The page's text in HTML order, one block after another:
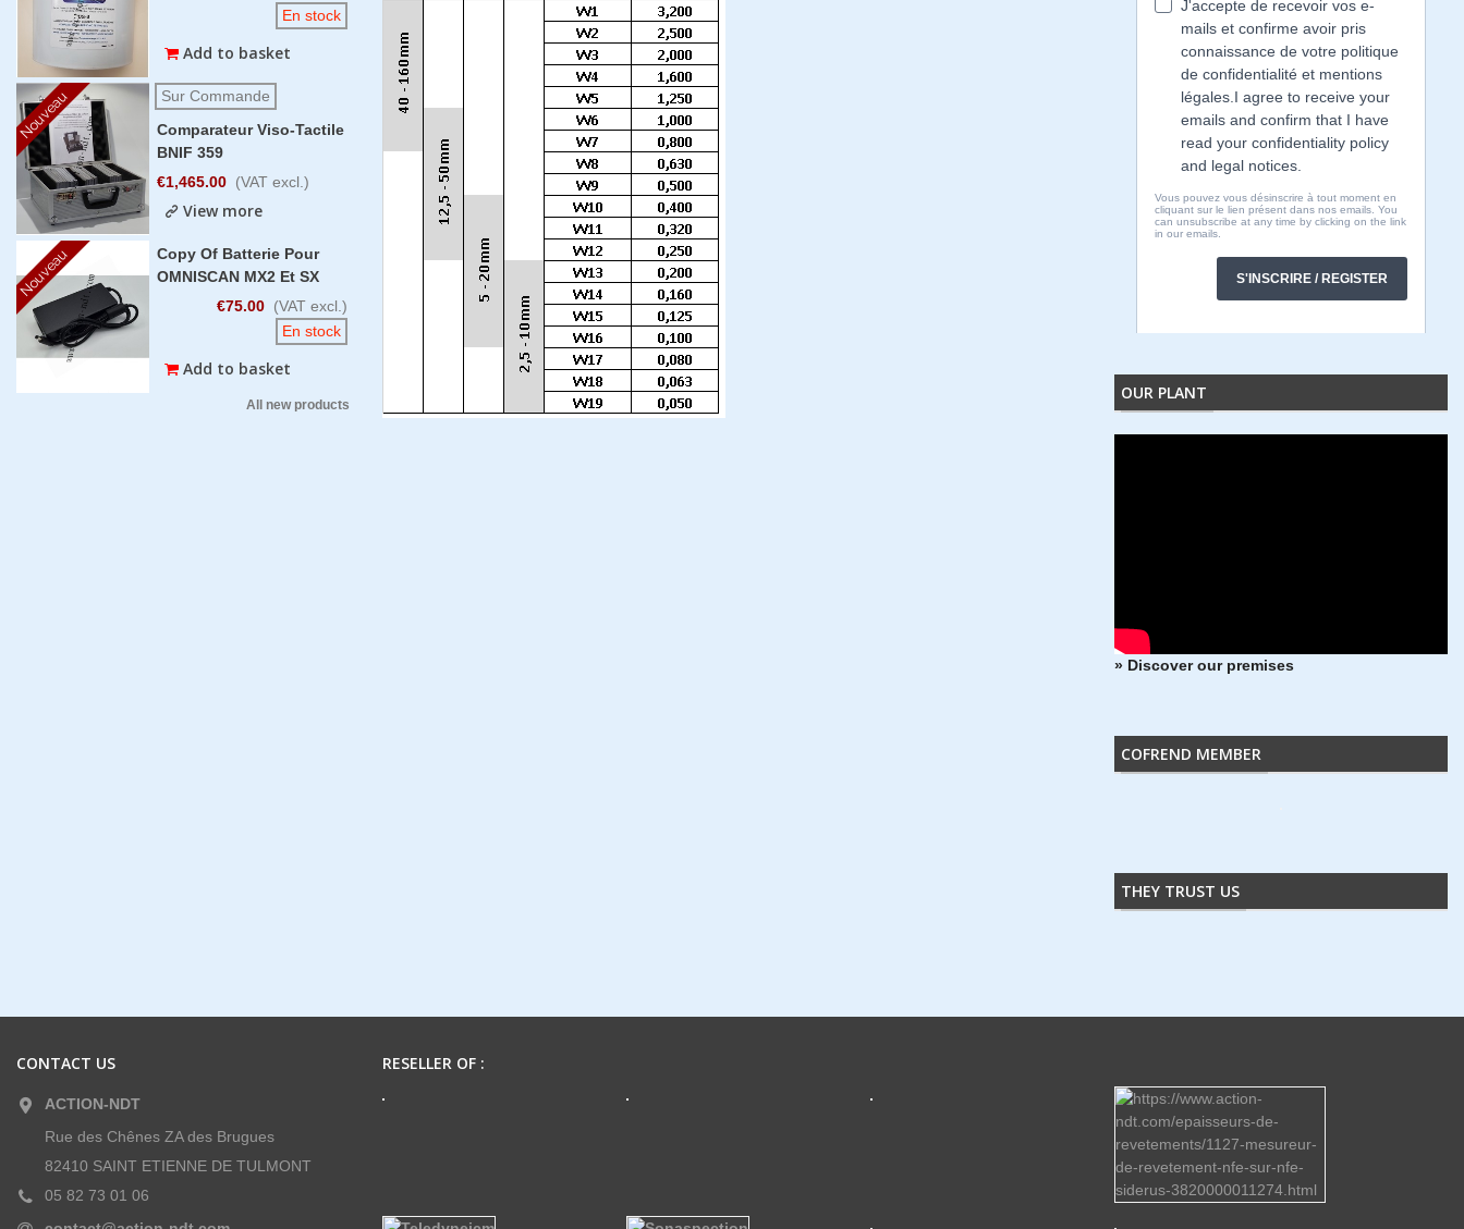
En stock
Add to basket
Nouveau
Sur Commande
Comparateur Viso-Tactile
BNIF 359
€1,465.00 (VAT excl.)
View more
Nouveau
Copy Of Batterie Pour
OMNISCAN MX2 Et SX
€75.00 (VAT excl.)
En stock
Add to basket
All new products
OUR PLANT
» Discover our premises
COFREND MEMBER
THEY TRUST US
CONTACT US
ACTION-NDT
Rue des Chênes ZA des Brugues
82410 SAINT ETIENNE DE TULMONT
05 82 73 01 06
RESELLER OF :